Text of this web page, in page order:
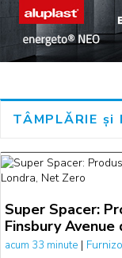
TÂMPLĂRIE și
Super Spacer:
Finsbury
acum 33 minute |